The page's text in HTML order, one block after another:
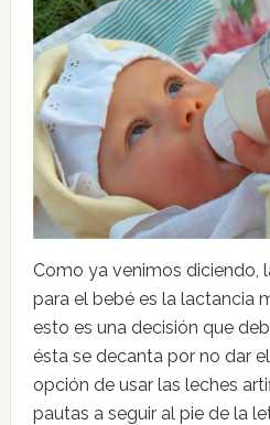
Como ya venimos diciendo,
para el bebé es la lactancia
esto es una decisión que
ésta se decanta por no dar
opción de usar las leches
pautas a seguir al pie de la